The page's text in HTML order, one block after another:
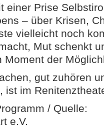
einer Prise
– über Krisen,
vielleicht noch
Mut schenkt
Moment der
gut zuhören
ist im
/ Quelle:
e.V.